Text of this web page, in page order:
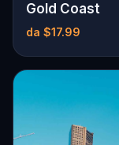
Gold Coast
da $17.99